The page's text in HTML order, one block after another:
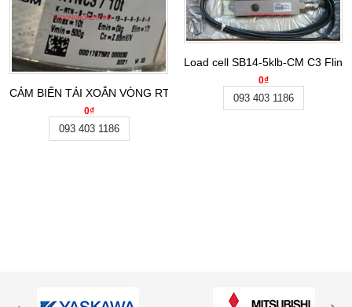
CẢM BIẾN TẢI XOẮN VÒNG RTNC3_10T , K-RTN-S-C3-10-N-15-
0₫
093 403 1186
Load cell SB14-5klb-CM C3
0₫
093 403 1186